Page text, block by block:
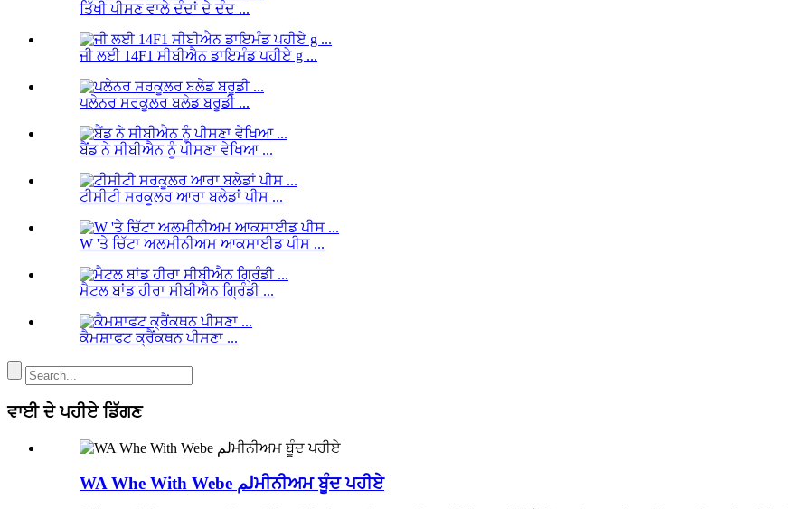
ਤਿੱਖੀ ਪੀਸਣ ਵਾਲੇ ਦੰਦਾਂ ਦੇ ਦੰਦ ...
ਜੀ ਲਈ 14F1 ਸੀਬੀਐਨ ਡਾਇਮੰਡ ਪਹੀਏ g ...
ਪਲੇਨਰ ਸਰਕੂਲਰ ਬਲੇਡ ਬਰੂਡੀ ...
ਬੈਂਡ ਨੇ ਸੀਬੀਐਨ ਨੂੰ ਪੀਸਣਾ ਵੇਖਿਆ ...
ਟੀਸੀਟੀ ਸਰਕੂਲਰ ਆਰਾ ਬਲੇਡਾਂ ਪੀਸ ...
W 'ਤੇ ਚਿੱਟਾ ਅਲਮੀਨੀਅਮ ਆਕਸਾਈਡ ਪੀਸ ...
ਮੈਟਲ ਬਾਂਡ ਹੀਰਾ ਸੀਬੀਐਨ ਗ੍ਰਿੰਡੀ ...
ਕੈਮਸ਼ਾਫਟ ਕ੍ਰੈਂਕਥਨ ਪੀਸਣਾ ...
ਵਾਈ ਦੇ ਪਹੀਏ ਡਿੱਗਣ
WA Whe With Webe لمਮੀਨੀਅਮ ਬੂੰਦ ਪਹੀਏ